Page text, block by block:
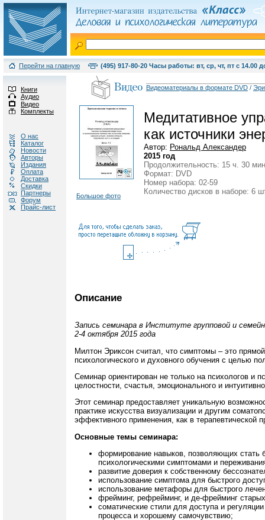
Перейти на главную (495) 917-80-20 Часы работы: вт, ср, чт, пт с 14.00
Книги
Аудио
Видео
Комплекты
О нас
Каталог
Новости
Авторы
Издания
Оплата
Доставка
Скидки
Партнеры
Форум
Прайс-лист
Видеоматериалы в формате DVD /
Большое фото
Медитативное
как источники
Автор: Рональд Александер
2015 год
Продолжительность: 15 ч. 30
Формат: DVD
Номер набора: 02-59
Количество дисков в наборе: 6
Описание
Запись семинара в Институте групповой и
2-4 октября 2015 года
Милтон Эриксон считал, что симптомы – это
психологического и духовного обучения с целью
Семинар ориентирован не только на психологов и
целостности, счастья, эмоционального и
Этот семинар предоставляет уникальную
практике искусства визуализации и другим
эффективного применения, как в терапевтической
Основные темы семинара:
формирование навыков, позволяющих стать
психологическими симптомами и
развитие доверия к собственному
использование симптома для быстрого
использование метафоры для быстрого
фрейминг, рефрейминг, и де-фрейминг
соматические стили для доступа и
процесса и хорошему самочувствию;